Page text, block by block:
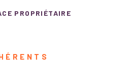
PROPRIÉTAIRE